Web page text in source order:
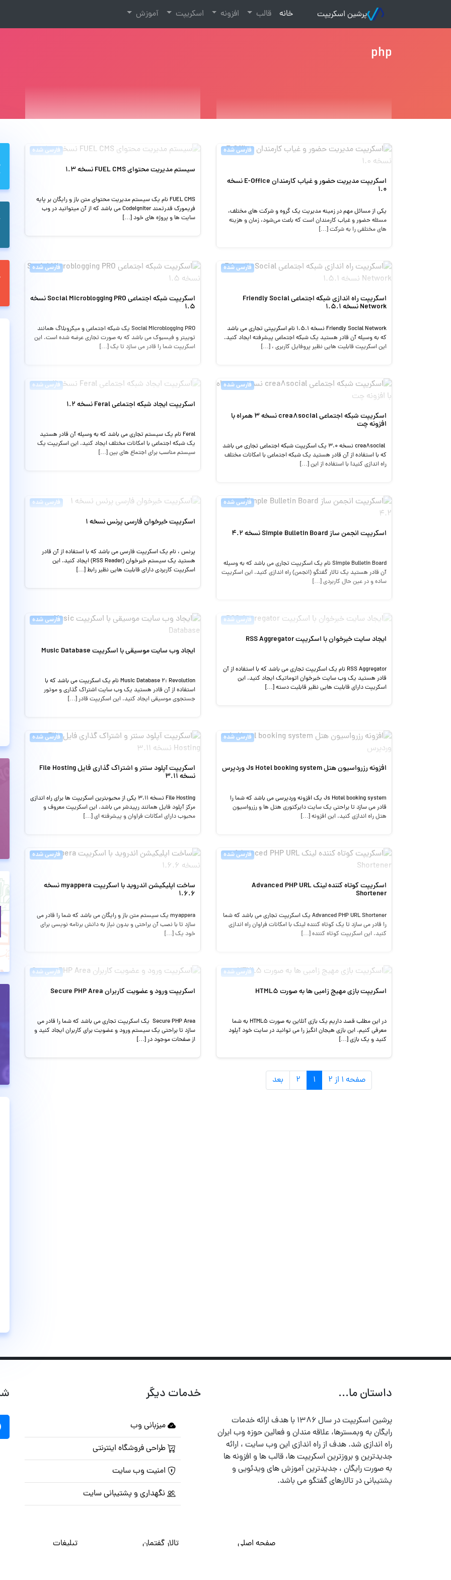
پرشین اسکریپت خانه
(current) قالب افزونه اسکریپت آموزش
php
فارسی شده
اسکریپت مدیریت حضور و غیاب کارمندان E-Office نسخه
1.0
یکی از مسائل مهم در زمینه مدیریت یک گروه و شرکت های مختلف،
مسئله حضور و غیاب کارمندان است که باعث می‌شود، زمان و هزینه
های مختلفی را به شرکت […]
فارسی شده
سیستم مدیریت محتوای FUEL CMS نسخه 1.3
FUEL CMS نام یک سیستم مدیریت محتوای متن باز و رایگان بر پایه
فریمورک قدرتمند CodeIgniter می باشد که از آن میتوانید در وب
سایت ها و پروژه های خود […]
فارسی شده
اسکریپت راه اندازی شبکه اجتماعی Friendly Social
Network نسخه 1.5.1
Friendly Social Network نسخه 1.5.1 نام اسکریپتی تجاری می باشد
که به وسیله آن قادر هستید یک شبکه اجتماعی پیشرفته ایجاد کنید.
این اسکریپت قابلیت هایی نظیر پروفایل کاربری ، […]
فارسی شده
اسکریپت شبکه اجتماعی Social Microblogging PRO نسخه
1.5
Social Microblogging PRO یک شبکه اجتماعی و میکروبلاگ همانند
توییتر و فیسبوک می باشد که به صورت تجاری عرضه شده است. این
اسکریپت شما را قادر می سازد تا یک […]
فارسی شده
اسکریپت شبکه اجتماعی crea8social نسخه 3 همراه با
افزونه چت
crea8social نسخه 3.0 یک اسکریپت شبکه اجتماعی تجاری می باشد
که با استفاده از آن قادر هستید یک شبکه اجتماعی با امکانات مختلف
راه اندازی کنید! با استفاده از این […]
فارسی شده
اسکریپت ایجاد شبکه اجتماعی Feral نسخه 1.2
Feral نام یک سیستم تجاری می باشد که به وسیله آن قادر هستید
یک شبکه اجتماعی با امکانات مختلف ایجاد کنید. این اسکریپت یک
سیستم مناسب برای اجتماع های بین […]
فارسی شده
اسکریپت انجمن ساز Simple Bulletin Board نسخه 4.2
Simple Bulletin Board نام یک اسکریپت تجاری می باشد که به وسیله
آن قادر هستید یک تالار گفتگو (انجمن) راه اندازی کنید. این اسکریپت
ساده و در عین حال کاربردی […]
فارسی شده
اسکریپت خبرخوان فارسی پرنس نسخه ۱
پرنس ، نام یک اسکریپت فارسی می باشد که با استفاده از آن قادر
هستید یک سیستم خبرخوان (RSS Reader) ایجاد کنید. این
اسکریپت کاربردی دارای قابلیت هایی نظیر رابط […]
فارسی شده
ایجاد سایت خبرخوان با اسکریپت RSS Aggregator
RSS Aggregator نام یک اسکریپت تجاری می باشد که با استفاده از آن
قادر هستید یک وب سایت خبرخوان اتوماتیک ایجاد کنید. این
اسکریپت دارای قابلیت هایی نظیر قابلیت دسته […]
فارسی شده
ایجاد وب سایت موسیقی با اسکریپت Music Database
Music Database 2: Revolution نام یک اسکریپت می باشد که با
استفاده از آن قادر هستید یک وب سایت اشتراک گذاری و موتور
جستجوی موسیقی ایجاد کنید. این اسکریپت قادر […]
فارسی شده
افزونه رزرواسیون هتل Js Hotel booking system وردپرس
Js Hotel booking system یک افزونه وردپرسی می باشد که شما را
قادر می سازد تا براحتی یک سایت دایرکتوری هتل ها و رزرواسیون
هتل راه اندازی کنید. این افزونه […]
فارسی شده
اسکریپت آپلود سنتر و اشتراک گذاری فایل File Hosting
نسخه 3.11
File Hosting نسخه 3.11 یکی از محبوبترین اسکریپت ها برای راه اندازی
مرکز آپلود فایل همانند رپیدشر می باشد. این اسکریپت معروف و
محبوب دارای امکانات فراوان و پیشرفته ای […]
فارسی شده
اسکریپت کوتاه کننده لینک Advanced PHP URL
Shortener
Advanced PHP URL Shortener یک اسکریپت تجاری می باشد که شما
را قادر می سازد تا یک کوتاه کننده لینک با امکانات فراوان راه اندازی
کنید. این اسکریپت کوتاه کننده […]
فارسی شده
ساخت اپلیکیشن اندروید با اسکریپت myappera نسخه
1.6.6
myappera یک سیستم متن باز و رایگان می باشد که شما را قادر می
سازد تا با نصب آن براحتی و بدون نیاز به دانش برنامه نویسی برای
خود یک […]
فارسی شده
اسکریپت بازی مهیج زامبی ها به صورت HTML5
در این مطلب قصد داریم یک بازی آنلاین به صورت HTML5 به شما
معرفی کنیم. این بازی هیجان انگیز را می توانید در سایت خود آپلود
کنید و یک بازی […]
فارسی شده
اسکریپت ورود و عضویت کاربران Secure PHP Area
Secure PHP Area یک اسکریپت تجاری می باشد که شما را قادر می
سازد تا براحتی یک سیستم ورود و عضویت برای کاربران ایجاد کنید و
از صفحات موجود در […]
صفحه ۱ از ۲ ۱ ۲ بعد
داستان ما...
پرشین اسکریپت در سال ۱۳۸۶ با هدف ارائه خدمات
رایگان به وبمسترها، علاقه مندان و فعالین حوزه وب ایران
راه اندازی شد. هدف از راه اندازی این وب سایت ، ارائه
جدیدترین و بروزترین اسکریپت ها، قالب ها و افزونه ها
به صورت رایگان ، جدیدترین آموزش های ویدئویی و
پشتیبانی در تالارهای گفتگو می باشد.
خدمات دیگر
میزبانی وب
طراحی فروشگاه اینترنتی
امنیت وب سایت
نگهداری و پشتیبانی سایت
صفحه اصلی تالار گفتمان تبلیغات